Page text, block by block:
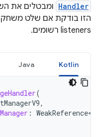
Handler ומבטלים את
הזו בודקת אם שלט משחק
listeners רשומים.
Kotlin
Java
(
,
: